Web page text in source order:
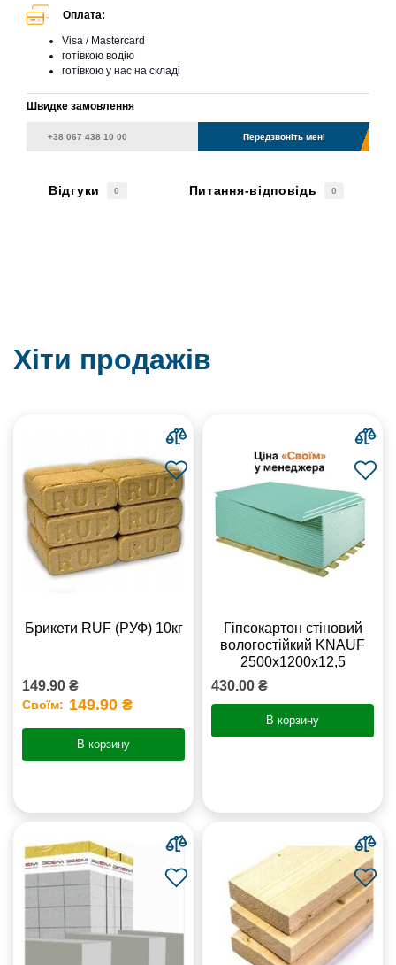
Оплата:
Visa / Mastercard
готівкою водію
готівкою у нас на складі
Швидке замовлення
Передзвоніть мені
Відгуки 0 Питання-відповідь 0
Хіти продажів
Брикети RUF (РУФ) 10кг
149.90 ₴
Своїм: 149.90 ₴
В корзину
Гіпсокартон стіновий
вологостійкий KNAUF
2500х1200х12,5
430.00 ₴
В корзину